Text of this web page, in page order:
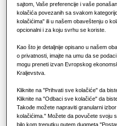
Prezime*
E-mail adresa *
Kompanija*
sajtom, Vaše preferencije i vaše
kolačića povezanih sa svakom
kolačićima" ili u našem obaveštenju o
opcionalni i za koju svrhu se koriste.
Kao što je detaljnije opisano u našem
o privatnosti, imajte na umu da se
mogu preneti izvan Evropskog
Kraljevstva.
Kliknite na "Prihvati sve kolačiće" da
Kliknite na "Odbaci sve kolačiće" da
Takođe možete napraviti granularni
kolačićima." Možete da povučete svoju
bilo kom trenutku putem dugmeta